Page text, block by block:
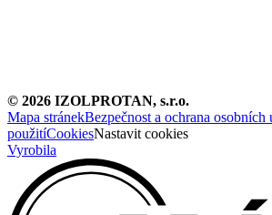
© 2026 IZOLPROTAN, s.r.o.
Mapa stránekBezpečnost a ochrana osobních
použitíCookiesNastavit cookies
Vyrobila